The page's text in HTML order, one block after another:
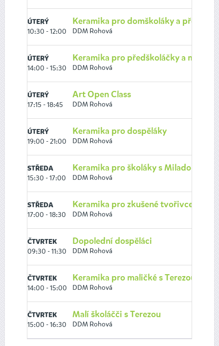
ÚTERÝ
10:30 - 12:00
Keramika pro domškoláky a
DDM Rohová
ÚTERÝ
14:00 - 15:30
Keramika pro předškoláčky a malé
DDM Rohová
ÚTERÝ
17:15 - 18:45
Art Open Class
DDM Rohová
ÚTERÝ
19:00 - 21:00
Keramika pro dospěláky
DDM Rohová
STŘEDA
15:30 - 17:00
Keramika pro školáky s Miladou
DDM Rohová
STŘEDA
17:00 - 18:30
Keramika pro zkušené tvořivce
DDM Rohová
ČTVRTEK
09:30 - 11:30
Dopolední dospěláci
DDM Rohová
ČTVRTEK
14:00 - 15:00
Keramika pro maličké s Terezou
DDM Rohová
ČTVRTEK
15:00 - 16:30
Malí školáčči s Terezou
DDM Rohová